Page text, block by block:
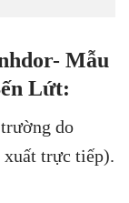
Mẫu
Lứt:
do
xuất trực tiếp).